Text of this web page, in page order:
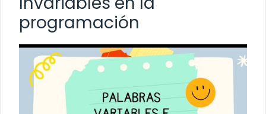
programación